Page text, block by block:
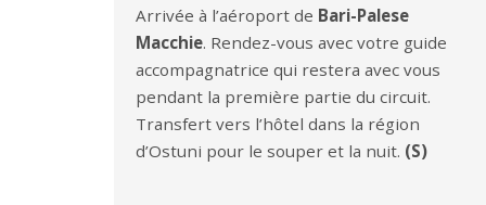
Arrivée à l’aéroport de Bari-Palese
Macchie. Rendez-vous avec votre guide
accompagnatrice qui restera avec vous
pendant la première partie du circuit.
Transfert vers l’hôtel dans la région
d’Ostuni pour le souper et la nuit. (S)